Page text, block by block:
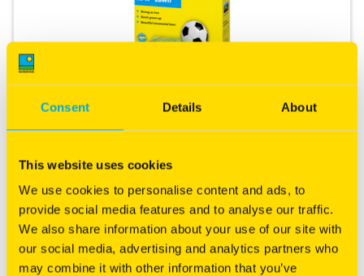
Consent Details About
This website uses cookies
We use cookies to personalise content and ads, to
provide social media features and to analyse our traffic.
We also share information about your use of our site with
our social media, advertising and analytics partners who
may combine it with other information that you’ve
RPR® Lawn
Snel resultaat
Fijnbladig siergazon
Meer informatie